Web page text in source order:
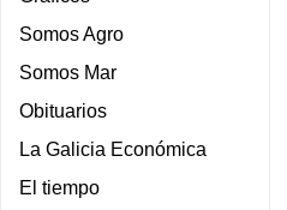
Somos Agro
Somos Mar
Obituarios
La Galicia Económica
El tiempo